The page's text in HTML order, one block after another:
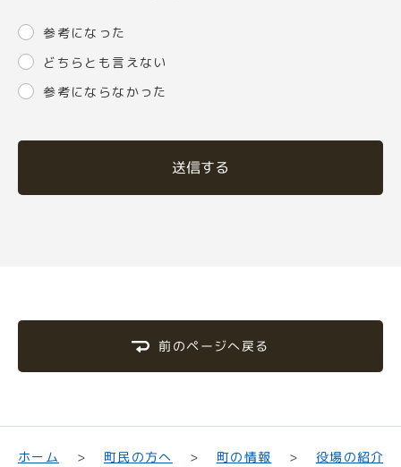
参考になった
どちらとも言えない
参考にならなかった
送信する
前のページへ戻る
ホーム 町民の方へ 町の情報 役場の紹介